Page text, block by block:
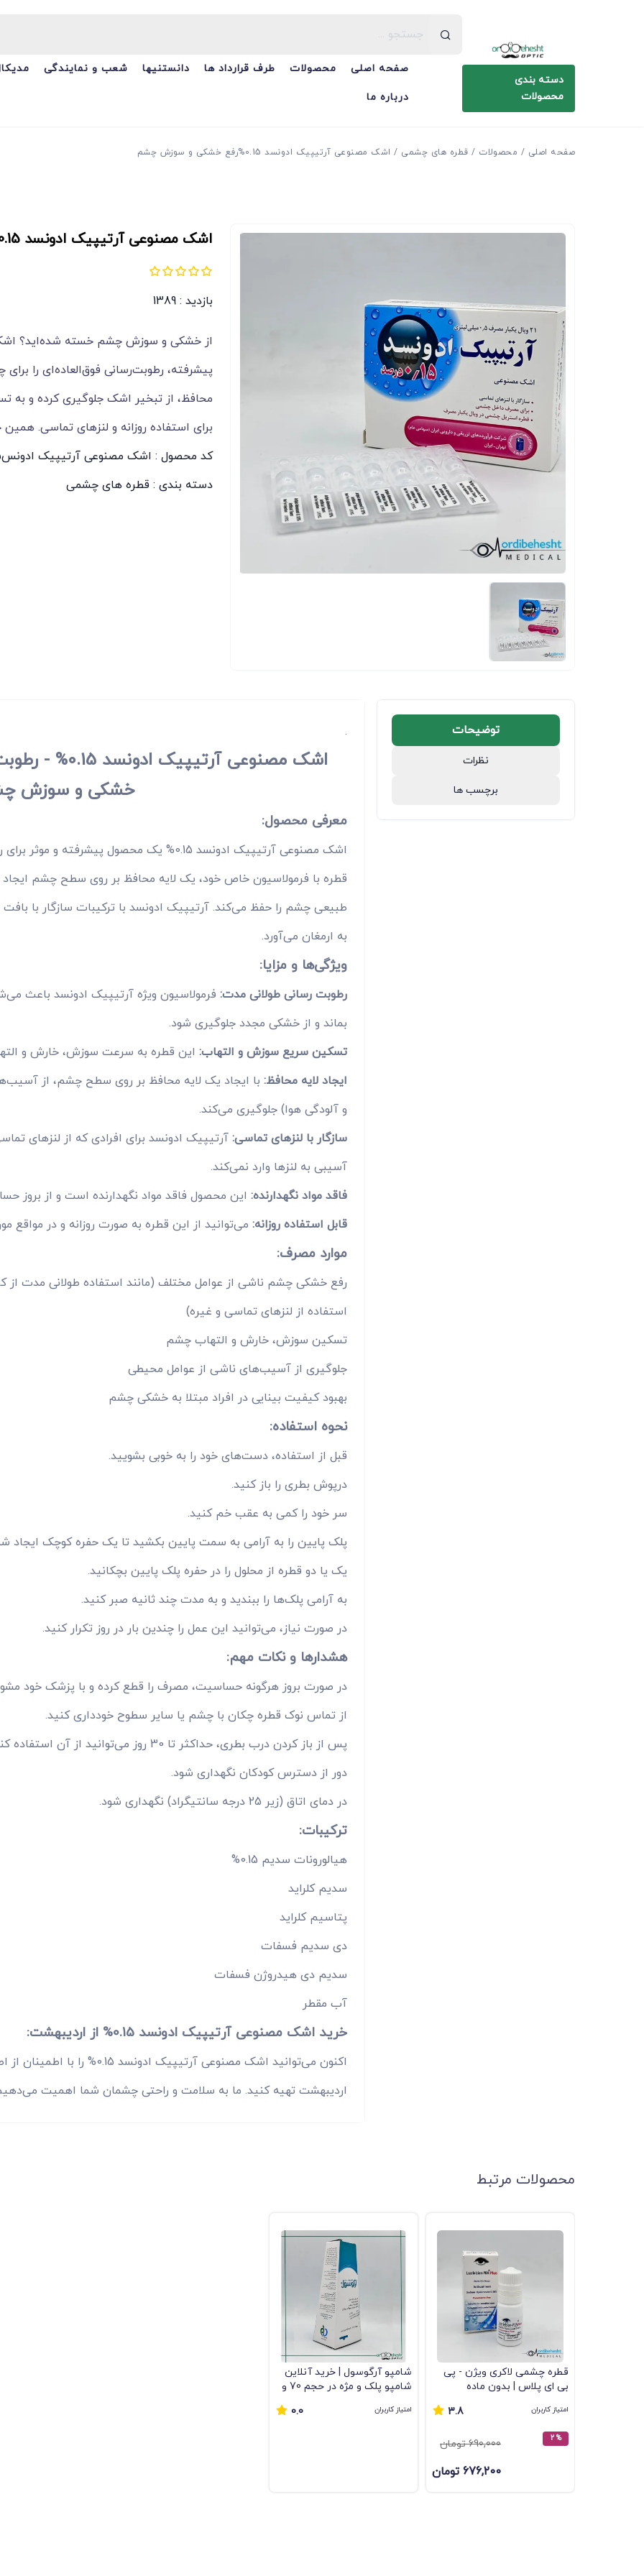
دسته بندی
محصولات
صفحه اصلی محصولات طرف قرارداد ها دانستنیها شعب و نمایندگی
درباره ما
صفحه اصلی محصولات قطره های چشمی اشک مصنوعی آرتیپیک ادونسد 0.15%رفع خشکی و سوزش چشم
اشک مصنوعی آرتیپیک ادونسد 0.15%رفع خشکی و سوزش چشم
بازدید : 1389
پیشرفته، رطوبت‌رسانی فوق‌العاده‌ای را
محافظ، از تبخیر اشک جلوگیری کرده و
برای استفاده روزانه و لنزهای تماسی.
کد محصول : اشک مصنوعی آرتیپیک ادونس0.15%
دسته بندی : قطره های چشمی
توضیحات
نظرات
برچسب ها
.
اشک مصنوعی
خشکی و سوزش
معرفی محصول:
اشک مصنوعی آرتیپیک ادونسد 0.15% یک محصول
قطره با فرمولاسیون خاص خود، یک لایه محافظ بر روی سطح چشم
طبیعی چشم را حفظ می‌کند. آرتیپیک ادونسد با ترکیبات سازگار با
به ارمغان می‌آورد.
ویژگی‌ها و مزایا:
رطوبت رسانی طولانی مدت: فرمولاسیون ویژه آرتیپیک ادونسد باعث
بماند و از خشکی مجدد جلوگیری شود.
تسکین سریع سوزش و التهاب: این قطره به سرعت سوزش، خارش و
ایجاد لایه محافظ: با ایجاد یک لایه محافظ بر روی سطح چشم، از
و آلودگی هوا) جلوگیری می‌کند.
سازگار با لنزهای تماسی: آرتیپیک ادونسد برای افرادی که از لنزهای
آسیبی به لنزها وارد نمی‌کند.
فاقد مواد نگهدارنده: این محصول فاقد مواد نگهدارنده است و از بروز
قابل استفاده روزانه: می‌توانید از این قطره به صورت روزانه و در مواقع
موارد مصرف:
رفع خشکی چشم ناشی از عوامل مختلف (مانند استفاده طولانی مدت از
استفاده از لنزهای تماسی و غیره)
تسکین سوزش، خارش و التهاب چشم
جلوگیری از آسیب‌های ناشی از عوامل محیطی
بهبود کیفیت بینایی در افراد مبتلا به خشکی چشم
نحوه استفاده:
قبل از استفاده، دست‌های خود را به خوبی بشویید.
درپوش بطری را باز کنید.
سر خود را کمی به عقب خم کنید.
پلک پایین را به آرامی به سمت پایین بکشید تا یک حفره کوچک ایجاد
یک یا دو قطره از محلول را در حفره پلک پایین بچکانید.
به آرامی پلک‌ها را ببندید و به مدت چند ثانیه صبر کنید.
در صورت نیاز، می‌توانید این عمل را چندین بار در روز تکرار کنید.
هشدارها و نکات مهم:
در صورت بروز هرگونه حساسیت، مصرف را قطع کرده و با پزشک خود
از تماس نوک قطره چکان با چشم یا سایر سطوح خودداری کنید.
پس از باز کردن درب بطری، حداکثر تا 30 روز می‌توانید از آن استفاده کنید.
دور از دسترس کودکان نگهداری شود.
در دمای اتاق (زیر 25 درجه سانتیگراد) نگهداری شود.
ترکیبات:
هیالورونات سدیم 0.15%
سدیم کلراید
پتاسیم کلراید
دی سدیم فسفات
سدیم دی هیدروژن فسفات
آب مقطر
خرید اشک مصنوعی آرتیپیک ادونسد 0.15% از اردیبهشت:
اکنون می‌توانید اشک مصنوعی
اردیبهشت تهیه کنید. ما به سلامت و راحتی چشمان شما اهمیت
محصولات مرتبط
قطره چشمی لاکری ویژن - پی
بی ای پلاس | بدون ماده
امتیاز کاربران 3.8
% 2 690,000 تومان
676,200 تومان
شامپو آرگوسول | خرید آنلاین
شامپو پلک و مژه در حجم 70 و
امتیاز کاربران 0.0